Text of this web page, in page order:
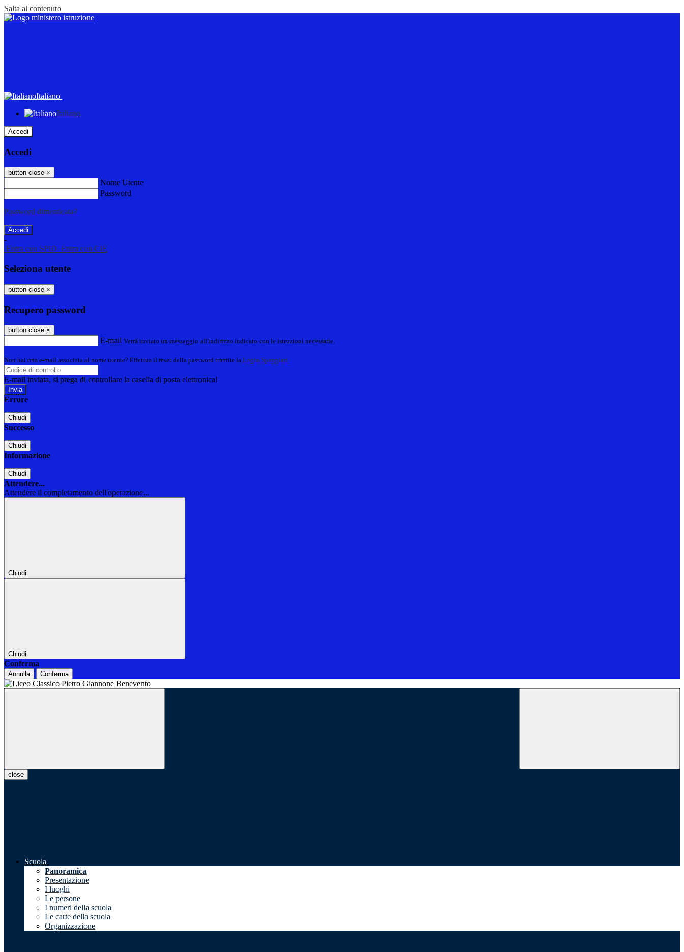
Salta al contenuto
Italiano
Italiano
Accedi
Accedi
button close ×
Nome Utente
Password
Password dimenticata?
-
Entra con SPID Entra con CIE
Seleziona utente
button close ×
Recupero password
button close ×
E-mail Verrà inviato un messaggio all'indirizzo indicato con le istruzioni necessarie.
Non hai una e-mail associata al nome utente? Effettua il reset della password tramite la Login Spaggiari
E-mail inviata, si prega di controllare la casella di posta elettronica!
Errore
Chiudi
Successo
Chiudi
Informazione
Chiudi
Attendere...
Attendere il completamento dell'operazione...
Chiudi
Chiudi
Conferma
Annulla Conferma
close
Scuola
Panoramica
Presentazione
I luoghi
Le persone
I numeri della scuola
Le carte della scuola
Organizzazione